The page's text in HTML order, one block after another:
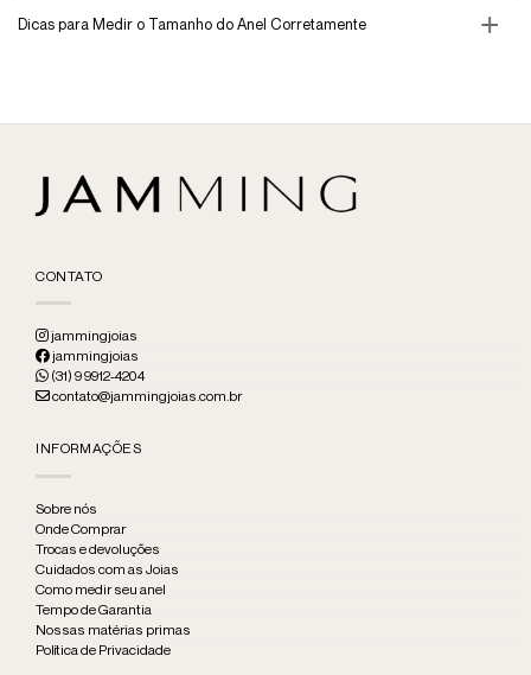
Dicas para Medir o Tamanho do Anel Corretamente
CONTATO
jammingjoias
jammingjoias
(31) 9 9912-4204
contato@jammingjoias.com.br
INFORMAÇÕES
Sobre nós
Onde Comprar
Trocas e devoluções
Cuidados com as Joias
Como medir seu anel
Tempo de Garantia
Nossas matérias primas
Política de Privacidade